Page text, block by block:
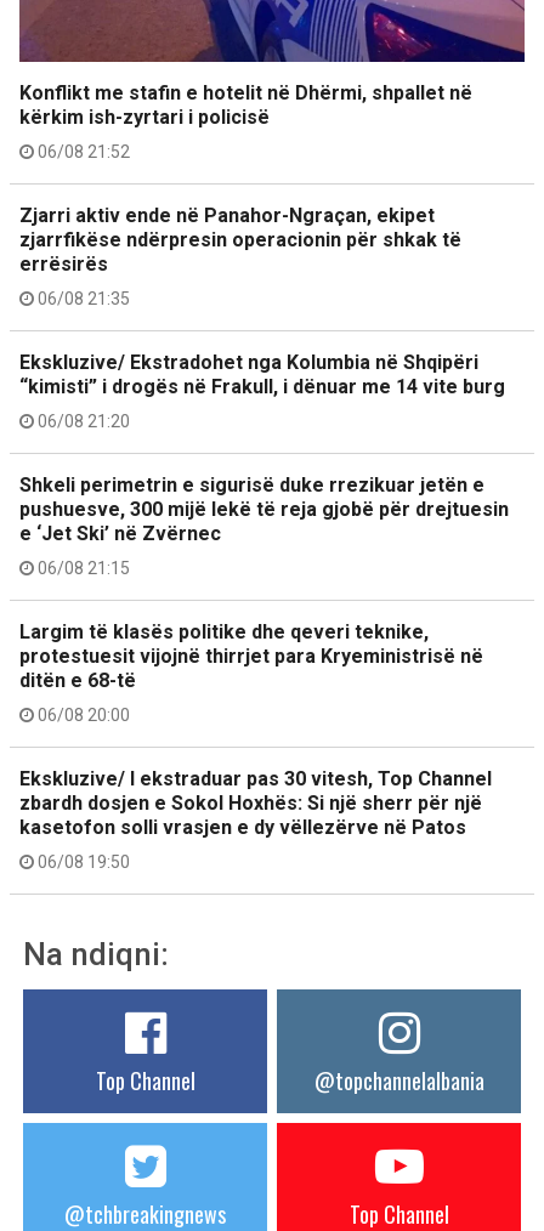
Konflikt me stafin e hotelit në Dhërmi, shpallet në
kërkim ish-zyrtari i policisë
06/08 21:52
Zjarri aktiv ende në Panahor-Ngraçan, ekipet
zjarrfikëse ndërpresin operacionin për shkak të
errësirës
06/08 21:35
Ekskluzive/ Ekstradohet nga Kolumbia në Shqipëri
“kimisti” i drogës në Frakull, i dënuar me 14 vite burg
06/08 21:20
Shkeli perimetrin e sigurisë duke rrezikuar jetën e
pushuesve, 300 mijë lekë të reja gjobë për drejtuesin
e ‘Jet Ski’ në Zvërnec
06/08 21:15
Largim të klasës politike dhe qeveri teknike,
protestuesit vijojnë thirrjet para Kryeministrisë në
ditën e 68-të
06/08 20:00
Ekskluzive/ I ekstraduar pas 30 vitesh, Top Channel
zbardh dosjen e Sokol Hoxhës: Si një sherr për një
kasetofon solli vrasjen e dy vëllezërve në Patos
06/08 19:50
Na ndiqni:
Top Channel @topchannelalbania
@tchbreakingnews Top Channel